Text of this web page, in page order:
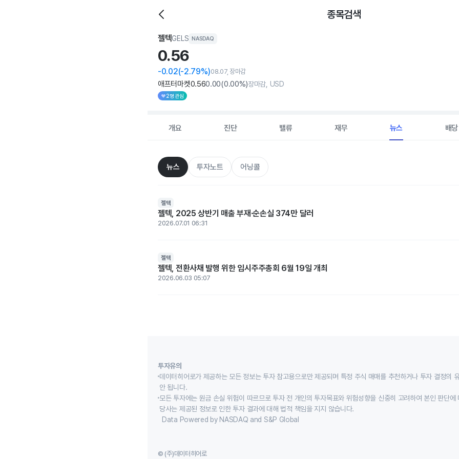
종목검색
젤텍GELS NASDAQ
0.56
-0.02(-2.79%)08.07, 장마감
애프터마켓0.560.00(0.00%)장마감, USD
2명 관심
개요 진단 밸류 재무 뉴스 배당
뉴스 투자노트 어닝콜
젤텍
젤텍, 2025 상반기 매출 부재·순손실 374만 달러
2026.07.01 06:31
젤텍
젤텍, 전환사채 발행 위한 임시주주총회 6월 19일 개최
2026.06.03 05:07
투자유의
데이터히어로가 제공하는 모든 정보는 투자 참고용으로만 제공되며 특정 주식 매매를 추천하거나 투자 결정의
안 됩니다.
모든 투자에는 원금 손실 위험이 따르므로 투자 전 개인의 투자목표와 위험성향을 신중히 고려하여 본인 판단에
당사는 제공된 정보로 인한 투자 결과에 대해 법적 책임을 지지 않습니다.
Data Powered by NASDAQ and S&P Global
© (주)데이터히어로